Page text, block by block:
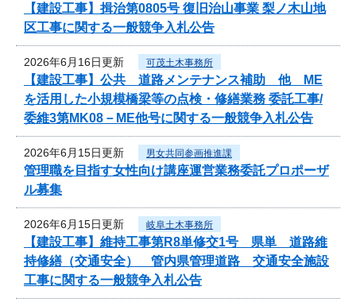
【建設工事】揖治第0805号 復旧治山事業 梨ノ木山地
区工事に関する一般競争入札公告
2026年6月16日更新 可茂土木事務所
【建設工事】公共 道路メンテナンス補助 他 ME
を活用した小規模橋梁等の点検・修繕業務 委託工事/
委維3第MK08－ME他号に関する一般競争入札公告
2026年6月15日更新 男女共同参画推進課
管理職を目指す女性向け講座運営業務委託プロポーザ
ル募集
2026年6月15日更新 岐阜土木事務所
【建設工事】維持工事第R8単修交1号 県単 道路維
持修繕（交通安全） 管内県管理道路 交通安全施設
工事に関する一般競争入札公告